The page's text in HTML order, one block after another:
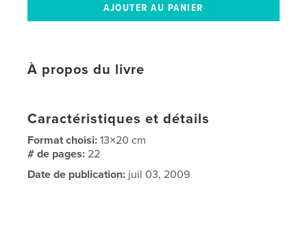
À propos du livre
Caractéristiques et détails
Format choisi:13×20 cm
# de pages:22
Date de publication: juil 03, 2009